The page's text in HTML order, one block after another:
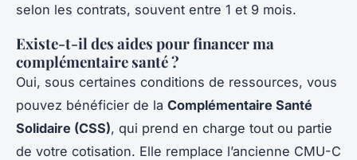
selon les contrats, souvent entre 1 et 9 mois.
Existe-t-il des aides pour financer ma
complémentaire santé ?
Oui, sous certaines conditions de ressources, vous
pouvez bénéficier de la Complémentaire Santé
Solidaire (CSS), qui prend en charge tout ou partie
de votre cotisation. Elle remplace l’ancienne CMU-C